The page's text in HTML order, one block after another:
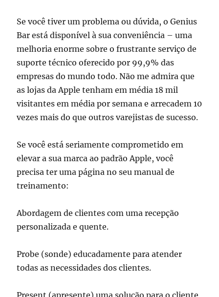
Se você tiver um problema ou dúvida, o Genius
Bar está disponível à sua conveniência – uma
melhoria enorme sobre o frustrante serviço de
suporte técnico oferecido por 99,9% das
empresas do mundo todo. Não me admira que
as lojas da Apple tenham em média 18 mil
visitantes em média por semana e arrecadem 10
vezes mais do que outros varejistas de sucesso.
Se você está seriamente comprometido em
elevar a sua marca ao padrão Apple, você
precisa ter uma página no seu manual de
treinamento:
Abordagem de clientes com uma recepção
personalizada e quente.
Probe (sonde) educadamente para atender
todas as necessidades dos clientes.